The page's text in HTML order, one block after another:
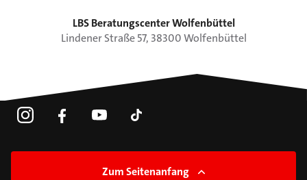
LBS Beratungscenter Wolfenbüttel
Lindener Straße 57, 38300Wolfenbüttel
Zum Seitenanfang